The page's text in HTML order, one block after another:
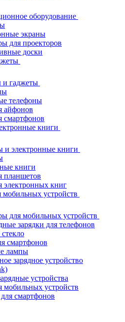
оборудование
экраны
для проекторов
доски
и гаджеты
телефоны
айфонов
смартфонов
книги
и электронные книги
книги
планшетов
электронных книг
мобильных устройств
для мобильных устройств
зарядки для телефонов
смартфонов
лампы
зарядное устройство
устройства
мобильных устройств
смартфонов